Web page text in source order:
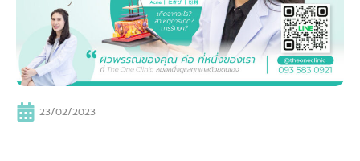
23/02/2023